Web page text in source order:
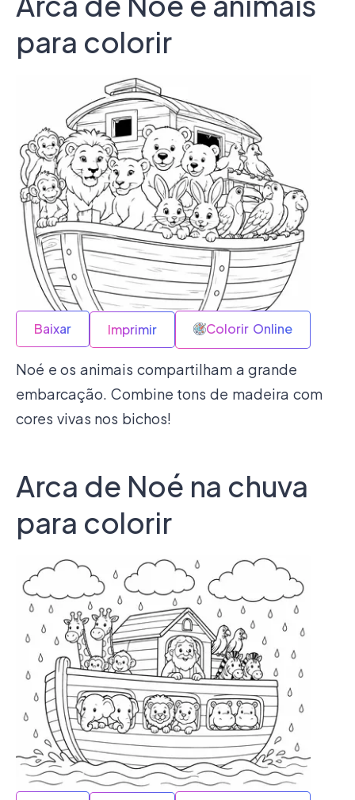
para colorir
Baixar Imprimir Colorir Online
Noé e os animais compartilham a grande
embarcação. Combine tons de madeira com
cores vivas nos bichos!
Arca de Noé na chuva
para colorir